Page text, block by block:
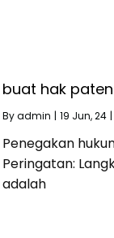
buat hak paten
Byadmin | 19 Jun, 24 |
Penegakan
Peringatan:
adalah